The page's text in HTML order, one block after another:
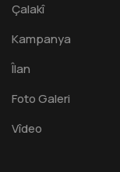
Çalakî
Kampanya
Îlan
Foto Galeri
Vîdeo